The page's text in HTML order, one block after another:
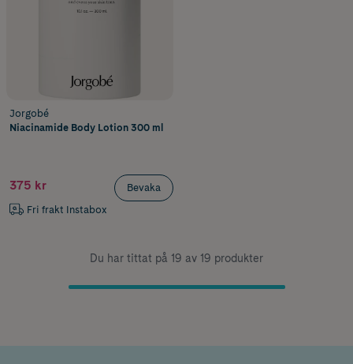
Jorgobé
Niacinamide Body Lotion 300 ml
375 kr
Fri frakt Instabox
Bevaka
Du har tittat på 19 av 19 produkter